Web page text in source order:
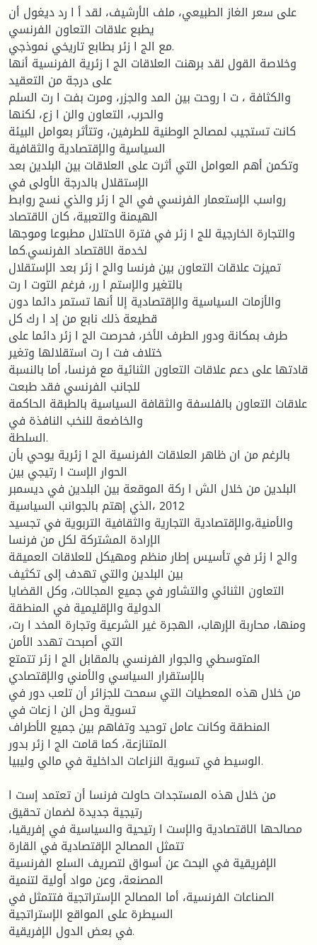
على سعر الغاز الطبیعي، ملف الأرشیف، لقد أ ا رد دیغول أن
یطبع علاقات التعاون الفرنسي
مع الج ا زئر بطابع تاریخي نموذجي.
وخلاصة القول لقد برهنت العلاقات الج ا زئریة الفرنسیة أنها
على درجة من التعقید
والكثافة ، ت ا روحت بین المد والجزر، ومرت بفت ا رت السلم
والحرب، التعاون والن ا زع، لكنها
كانت تستجیب لمصالح الوطنیة للطرفین، وتتأثر بعوامل البیئة
السیاسیة والإقتصادیة والثقافیة
وتكمن أهم العوامل التي أثرت على العلاقات بین البلدین بعد
الإستقلال بالدرجة الأولى في
رواسب الإستعمار الفرنسي في الج ا زئر والذي نسج روابط
الهیمنة والتعبیة، كان الاقتصاد
والتجارة الخارجیة للج ا زئر في فترة الاحتلال مطبوعا وموجها
لخدمة الاقتصاد الفرنسي.كما
تمیزت علاقات التعاون بین فرنسا والج ا زئر بعد الإستقلال
بالتغیر والإستم ا رر، فرغم التوت ا رت
والأزمات السیاسیة والإقتصادیة إلا أنها تستمر دائما دون
قطیعة ذلك نابع من إد ا رك كل
طرف بمكانة ودور الطرف الأخر، فحرصت الج ا زئر دائما على
ختلاف فت ا رت استقلالها وتغیر
قادتها على دعم علاقات التعاون الثنائیة مع فرنسا، أما بالنسبة
للجانب الفرنسي فقد طبعت
علاقات التعاون بالفلسفة والثقافة السیاسیة بالطبقة الحاكمة
والخاضعة للنخب النافذة في
السلطة.
بالرغم من ان ظاهر العلاقات الفرنسیة الج ا زئریة یوحي بأن
الحوار الإست ا رتیجي بین
البلدین من خلال الش ا ركة الموقعة بین البلدین في دیسمبر
2012 ،الذي إهتم بالجوانب السیاسیة
والأمنیة،والإقتصادیة التجاریة والثقافیة التربویة في تجسید
الإرادة المشتركة لكل من فرنسا
والج ا زئر في تأسیس إطار منظم ومهیكل للعلاقات العمیقة
بین البلدین والتي تهدف إلى تكثیف
التعاون الثنائي والتشاور في جمیع المجالات، وكل القضایا
الدولیة والإقلیمیة في المنطقة
ومنها، محاربة الإرهاب، الهجرة غیر الشرعیة وتجارة المخد ا رت،
التي أصبحت تهدد الأمن
المتوسطي والجوار الفرنسي بالمقابل الج ا زئر تتمتع
بالإستقرار السیاسي والأمني والإقتصادي
من خلال هذه المعطیات التي سمحت للجزائر أن تلعب دور في
تسویة وحل الن ا زعات في
المنطقة وكانت عامل توحید وتفاهم بین جمیع الأطراف
المتنازعة، كما قامت الج ا زئر بدور
الوسیط في تسویة النزاعات الداخلیة في مالي ولیبیا.
من خلال هذه المستجدات حاولت فرنسا أن تعتمد إست ا
رتیجیة جدیدة لضمان تحقیق
مصالحها الاقتصادیة والإست ا رتیحیة والسیاسیة في إفریقیا،
تتمثل المصالح الإقتصادیة في القارة
الإفریقیة في البحث عن أسواق لتصریف السلع الفرنسیة
المصنعة، وعن مواد أولیة لتنمیة
الصناعات الفرنسیة، أما المصالح الإستراتجیة فتتمثل في
السیطرة على المواقع الإستراتجیة
في بعض الدول الإفریقیة.